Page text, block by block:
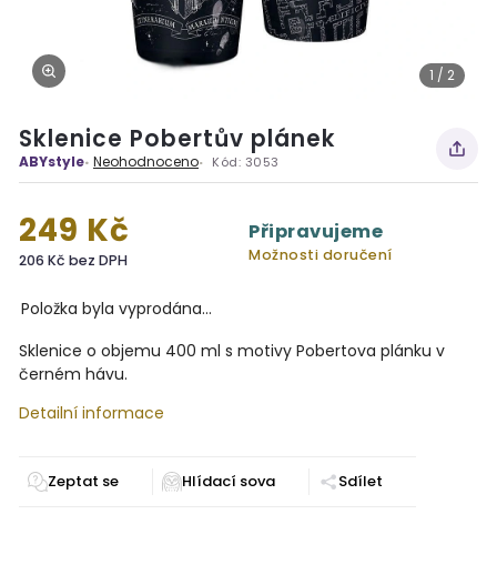
1 / 2
Sklenice Pobertův plánek
ABYstyle Neohodnoceno Kód: 3053
249 Kč
206 Kč bez DPH
Připravujeme
Možnosti doručení
Položka byla vyprodána…
Sklenice o objemu 400 ml s motivy Pobertova plánku v
černém hávu.
Detailní informace
Zeptat se Sdílet